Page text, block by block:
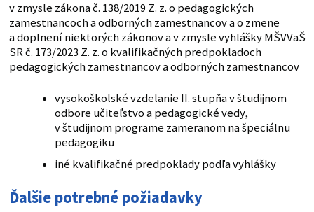
v zmysle zákona č. 138/2019 Z. z. o pedagogických
zamestnancoch a odborných zamestnancov a o zmene
a doplnení niektorých zákonov a v zmysle vyhlášky MŠVVaŠ
SR č. 173/2023 Z. z. o kvalifikačných predpokladoch
pedagogických zamestnancov a odborných zamestnancov
vysokoškolské vzdelanie II. stupňa v študijnom
odbore učiteľstvo a pedagogické vedy,
v študijnom programe zameranom na špeciálnu
pedagogiku
iné kvalifikačné predpoklady podľa vyhlášky
Ďalšie potrebné požiadavky